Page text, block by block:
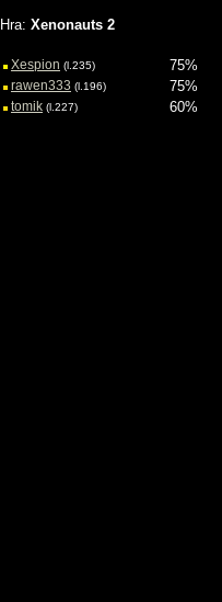
Hra: Xenonauts 2
Xespion (l.235) 75%
rawen333 (l.196) 75%
tomik (l.227) 60%